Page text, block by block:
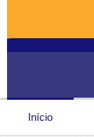
Início